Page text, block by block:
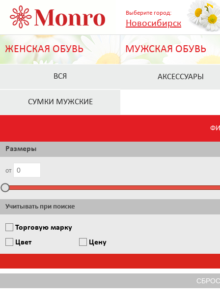
Выберите город:
Новосибирск
ЖЕНСКАЯ ОБУВЬ МУЖСКАЯ ОБУВЬ
ВСЯ АКСЕССУАРЫ
СУМКИ МУЖСКИЕ
Размеры
от
Учитывать при поиске
Торговую марку
Цвет
Цену